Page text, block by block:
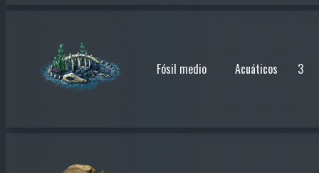
Fósil medio Acuáticos 3